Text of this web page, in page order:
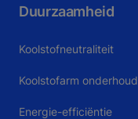
Duurzaamheid
Koolstofneutraliteit
Koolstofarm onderhoud
Energie-efficiëntie